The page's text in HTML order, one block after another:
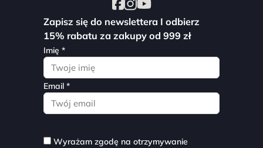
Zapisz się do newslettera I odbierz
15% rabatu za zakupy od 999 zł
Imię *
Email *
Wyrażam zgodę na otrzymywanie